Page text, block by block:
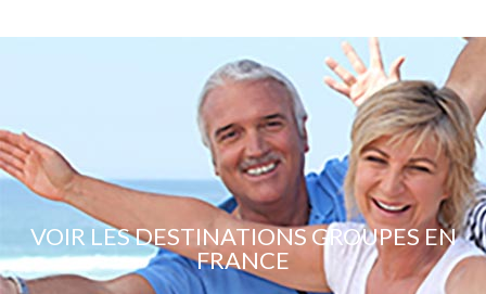
VOIR LES DESTINATIONS GROUPES EN
FRANCE